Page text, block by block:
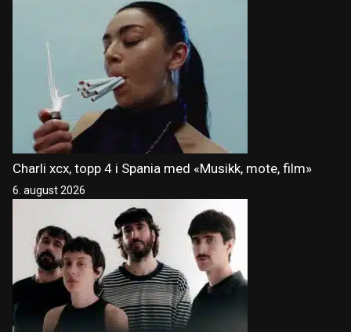
Charli xcx, topp 4 i Spania med «Musikk, mote, film»
6. august 2026